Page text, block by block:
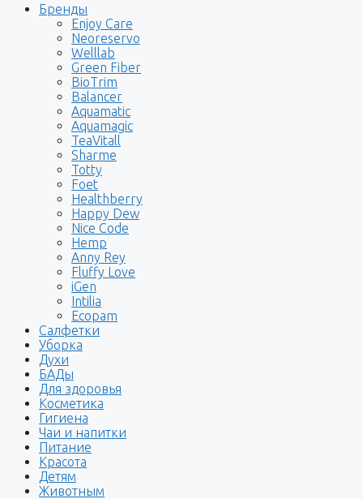
Бренды
Enjoy Care
Neoreservo
Welllab
Green Fiber
BioTrim
Balancer
Aquamatic
Aquamagic
TeaVitall
Sharme
Totty
Foet
Healthberry
Happy Dew
Nice Code
Hemp
Anny Rey
Fluffy Love
iGen
Intilia
Ecopam
Салфетки
Уборка
Духи
БАДы
Для здоровья
Косметика
Гигиена
Чаи и напитки
Питание
Красота
Детям
Животным